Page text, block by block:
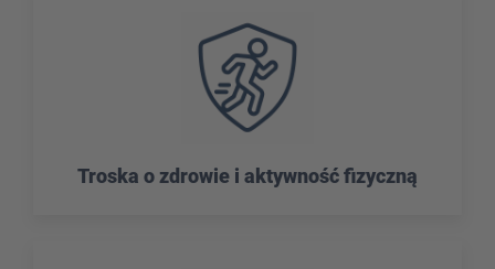
Troska o zdrowie i aktywność fizyczną